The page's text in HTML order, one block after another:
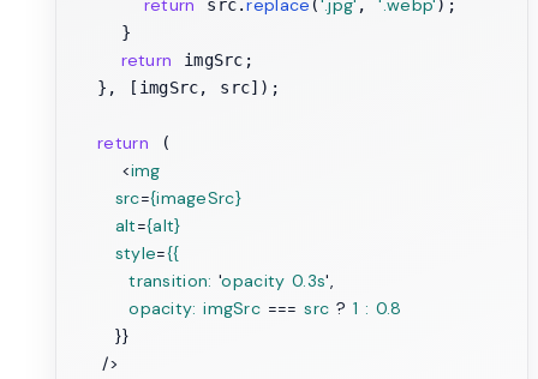
return src.replace ('.jpg' , '.webp');
    }
return imgSrc;
  }, [imgSrc, src]);
return (
<img
src={imageSrc}
alt={alt}
style={{
transition: 'opacity 0.3s',
opacity: imgSrc === src ? 1 : 0.8
      }}
    />